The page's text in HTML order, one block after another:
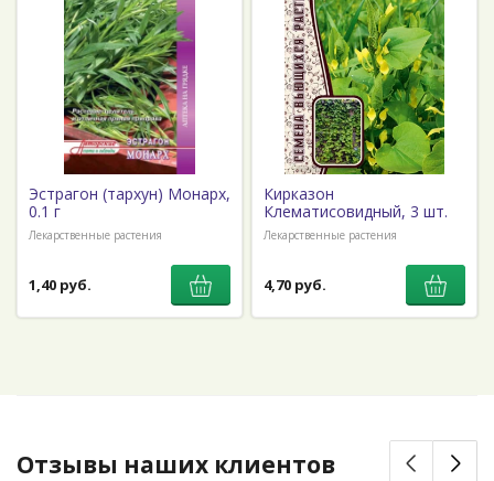
Эстрагон (тархун) Монарх,
0.1 г
Лекарственные растения
1,40 руб.
Кирказон
Клематисовидный, 3 шт.
Лекарственные растения
4,70 руб.
Отзывы наших клиентов